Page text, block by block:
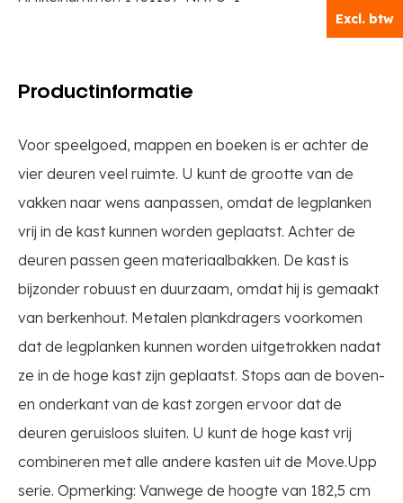
Excl. btw
Productinformatie
Voor speelgoed, mappen en boeken is er achter de
vier deuren veel ruimte. U kunt de grootte van de
vakken naar wens aanpassen, omdat de legplanken
vrij in de kast kunnen worden geplaatst. Achter de
deuren passen geen materiaalbakken. De kast is
bijzonder robuust en duurzaam, omdat hij is gemaakt
van berkenhout. Metalen plankdragers voorkomen
dat de legplanken kunnen worden uitgetrokken nadat
ze in de hoge kast zijn geplaatst. Stops aan de boven-
en onderkant van de kast zorgen ervoor dat de
deuren geruisloos sluiten. U kunt de hoge kast vrij
combineren met alle andere kasten uit de Move.Upp
serie. Opmerking: Vanwege de hoogte van 182,5 cm